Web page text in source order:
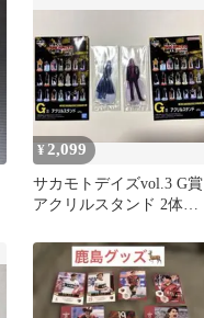
¥ 2,099
サカモトデイズvol.3 G賞
アクリルスタンド 2体セ